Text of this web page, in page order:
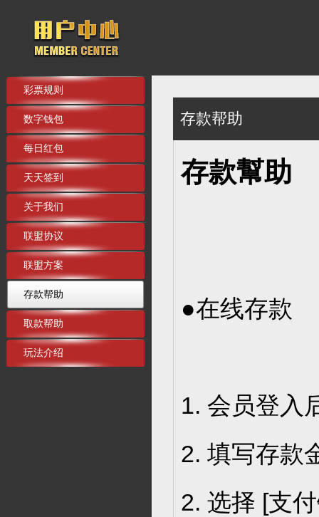
彩票规则
数字钱包
每日红包
天天签到
关于我们
联盟协议
联盟方案
存款帮助
取款帮助
玩法介绍
存款帮助
存款幫助
●在线存款
1. 会员登入
2. 填写存款
2. 选择 [支